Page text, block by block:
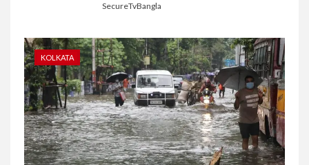
SecureTvBangla
KOLKATA